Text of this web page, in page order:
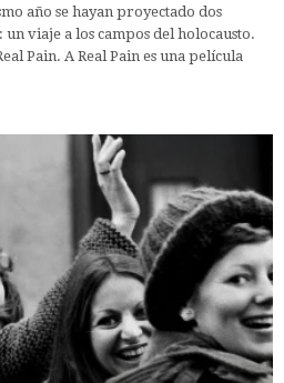
año se hayan proyectado dos
viaje a los campos del holocausto.
Pain. A Real Pain es una película